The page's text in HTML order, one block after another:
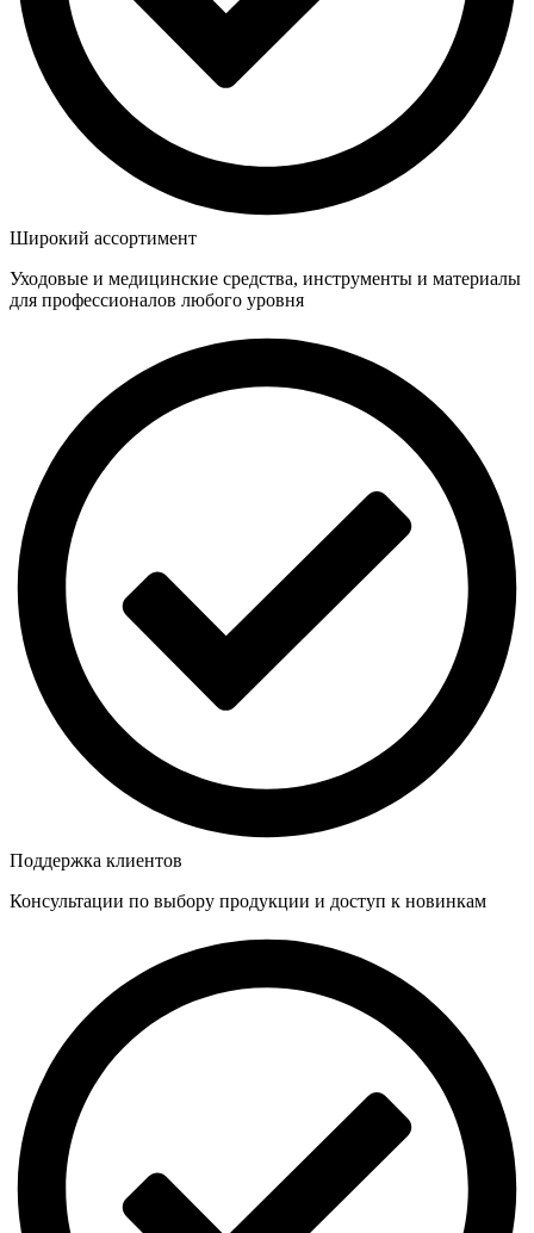
Широкий ассортимент
Уходовые и медицинские средства, инструменты и материалы
для профессионалов любого уровня
Поддержка клиентов
Консультации по выбору продукции и доступ к новинкам